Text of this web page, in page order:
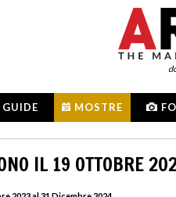
GUIDE MOSTRE
IL 19 OTTOBRE